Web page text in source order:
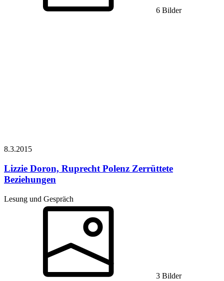
6 Bilder
8.3.2015
Lizzie Doron, Ruprecht Polenz Zerrüttete
Beziehungen
Lesung und Gespräch
3 Bilder